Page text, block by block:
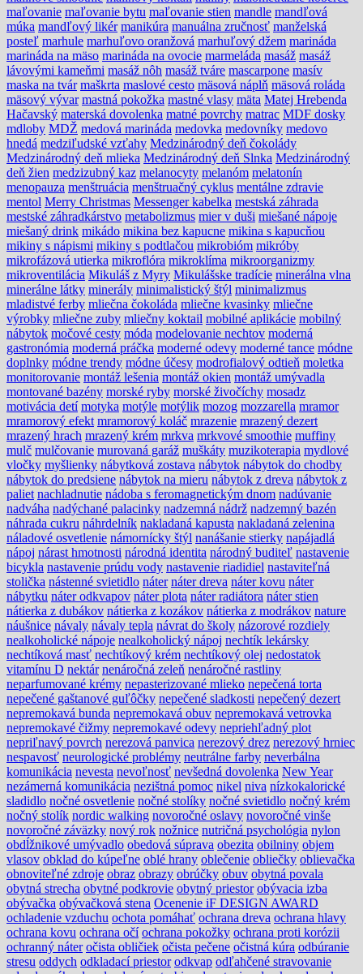
maľovanie maľovanie bytu maľovanie stien mandle mandľová
múka mandľový likér manikúra manuálna zručnosť manželská
posteľ marhule marhuľovo oranžová marhuľový džem marináda
marináda na mäso marináda na ovocie marmeláda masáž masáž
lávovými kameňmi masáž nôh masáž tváre mascarpone masív
maska na tvár maškrta maslové cesto mäsová náplň mäsová roláda
mäsový vývar mastná pokožka mastné vlasy mäta Matej Hrebenda
Hačavský materská dovolenka matné povrchy matrac MDF dosky
mdloby MDŽ medová marináda medovka medovníky medovo
hnedá medziľudské vzťahy Medzinárodný deň čokolády
Medzinárodný deň mlieka Medzinárodný deň Slnka Medzinárodný
deň žien medzizubný kaz melanocyty melanóm melatonín
menopauza menštruácia menštruačný cyklus mentálne zdravie
mentol Merry Christmas Messenger kabelka mestská záhrada
mestské záhradkárstvo metabolizmus mier v duši miešané nápoje
miešaný drink mikádo mikina bez kapucne mikina s kapucňou
mikiny s nápismi mikiny s podtlačou mikrobióm mikróby
mikrofázová utierka mikroflóra mikroklíma mikroorganizmy
mikroventilácia Mikuláš z Myry Mikulášske tradície minerálna vlna
minerálne látky minerály minimalistický štýl minimalizmus
mladistvé ferby mliečna čokoláda mliečne kvasinky mliečne
výrobky mliečne zuby mliečny koktail mobilné aplikácie mobilný
nábytok močové cesty móda modelovanie nechtov moderná
gastronómia moderná práčka moderné odevy moderné tance módne
doplnky módne trendy módne účesy modrofialový odtieň moletka
monitorovanie montáž lešenia montáž okien montáž umývadla
montované bazény morské ryby morské živočíchy mosadz
motivácia detí motyka motýle motýlik mozog mozzarella mramor
mramorový efekt mramorový koláč mrazenie mrazený dezert
mrazený hrach mrazený krém mrkva mrkvové smoothie muffiny
mulč mulčovanie murovaná garáž muškáty muzikoterapia mydlové
vločky myšlienky nábytková zostava nábytok nábytok do chodby
nábytok do predsiene nábytok na mieru nábytok z dreva nábytok z
paliet nachladnutie nádoba s feromagnetickým dnom nadúvanie
nadváha nadýchané palacinky nadzemná nádrž nadzemný bazén
náhrada cukru náhrdelník nakladaná kapusta nakladaná zelenina
náladové osvetlenie námornícky štýl nanášanie stierky napájadlá
nápoj nárast hmotnosti národná identita národný buditeľ nastavenie
bicykla nastavenie prúdu vody nastavenie riadidiel nastaviteľná
stolička nástenné svietidlo náter náter dreva náter kovu náter
nábytku náter odkvapov náter plota náter radiátora náter stien
nátierka z dubákov nátierka z kozákov nátierka z modrákov nature
náušnice návaly návaly tepla návrat do školy názorové rozdiely
nealkoholické nápoje nealkoholický nápoj nechtík lekársky
nechtíková masť nechtíkový krém nechtíkový olej nedostatok
vitamínu D nektár nenáročná zeleň nenáročné rastliny
neparfumované krémy nepasterizované mlieko nepečená torta
nepečené gaštanové guľôčky nepečené sladkosti nepečený dezert
nepremokavá bunda nepremokavá obuv nepremokavá vetrovka
nepremokavé čižmy nepremokavé odevy nepriehľadný plot
nepriľnavý povrch nerezová panvica nerezový drez nerezový hrniec
nespavosť neurologické problémy neutrálne farby neverbálna
komunikácia nevesta nevoľnosť nevšedná dovolenka New Year
nezámerná komunikácia nezištná pomoc nikel niva nízkokalorické
sladidlo nočné osvetlenie nočné stolíky nočné svietidlo nočný krém
nočný stolík nordic walking novoročné oslavy novoročné vinše
novoročné záväzky nový rok nožnice nutričná psychológia nylon
obdĺžnikové umývadlo obedová súprava obezita obilniny objem
vlasov obklad do kúpeľne oblé hrany oblečenie obliečky oblievačka
obnoviteľné zdroje obraz obrazy obrúčky obuv obytná povala
obytná strecha obytné podkrovie obytný priestor obývacia izba
obývačka obývačková stena Ocenenie iF DESIGN AWARD
ochladenie vzduchu ochota pomáhať ochrana dreva ochrana hlavy
ochrana kovu ochrana očí ochrana pokožky ochrana proti korózii
ochranný náter očista obličiek očista pečene očistná kúra odbúranie
stresu oddych odkladací priestor odkvap odľahčené stravovanie